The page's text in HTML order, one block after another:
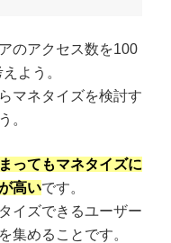
のアクセス数を100
よう。
マネタイズを検討す
。
ってもマネタイズに
高いです。
イズできるユーザー
集めることです。